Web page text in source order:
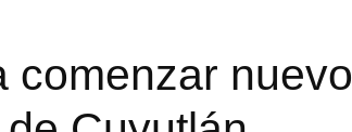
comenzar nuevo